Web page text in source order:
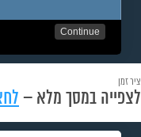
ציר זמן
לצפייה במסך מלא –